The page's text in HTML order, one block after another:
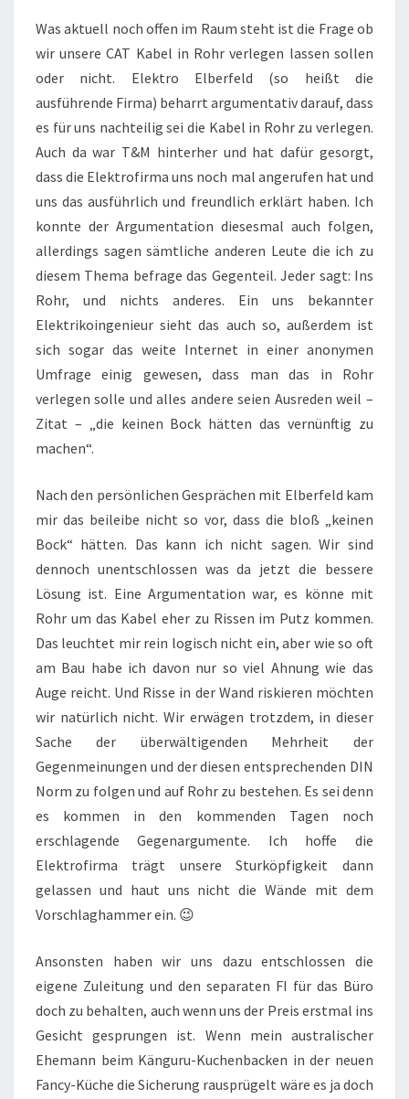
Was aktuell noch offen im Raum steht ist die Frage ob
wir unsere CAT Kabel in Rohr verlegen lassen sollen
oder nicht. Elektro Elberfeld (so heißt die
ausführende Firma) beharrt argumentativ darauf, dass
es für uns nachteilig sei die Kabel in Rohr zu verlegen.
Auch da war T&M hinterher und hat dafür gesorgt,
dass die Elektrofirma uns noch mal angerufen hat und
uns das ausführlich und freundlich erklärt haben. Ich
konnte der Argumentation diesesmal auch folgen,
allerdings sagen sämtliche anderen Leute die ich zu
diesem Thema befrage das Gegenteil. Jeder sagt: Ins
Rohr, und nichts anderes. Ein uns bekannter
Elektrikoingenieur sieht das auch so, außerdem ist
sich sogar das weite Internet in einer anonymen
Umfrage einig gewesen, dass man das in Rohr
verlegen solle und alles andere seien Ausreden weil –
Zitat – „die keinen Bock hätten das vernünftig zu
machen“.
Nach den persönlichen Gesprächen mit Elberfeld kam
mir das beileibe nicht so vor, dass die bloß „keinen
Bock“ hätten. Das kann ich nicht sagen. Wir sind
dennoch unentschlossen was da jetzt die bessere
Lösung ist. Eine Argumentation war, es könne mit
Rohr um das Kabel eher zu Rissen im Putz kommen.
Das leuchtet mir rein logisch nicht ein, aber wie so oft
am Bau habe ich davon nur so viel Ahnung wie das
Auge reicht. Und Risse in der Wand riskieren möchten
wir natürlich nicht. Wir erwägen trotzdem, in dieser
Sache der überwältigenden Mehrheit der
Gegenmeinungen und der diesen entsprechenden DIN
Norm zu folgen und auf Rohr zu bestehen. Es sei denn
es kommen in den kommenden Tagen noch
erschlagende Gegenargumente. Ich hoffe die
Elektrofirma trägt unsere Sturköpfigkeit dann
gelassen und haut uns nicht die Wände mit dem
Vorschlaghammer ein. 😉
Ansonsten haben wir uns dazu entschlossen die
eigene Zuleitung und den separaten FI für das Büro
doch zu behalten, auch wenn uns der Preis erstmal ins
Gesicht gesprungen ist. Wenn mein australischer
Ehemann beim Känguru-Kuchenbacken in der neuen
Fancy-Küche die Sicherung rausprügelt wäre es ja doch